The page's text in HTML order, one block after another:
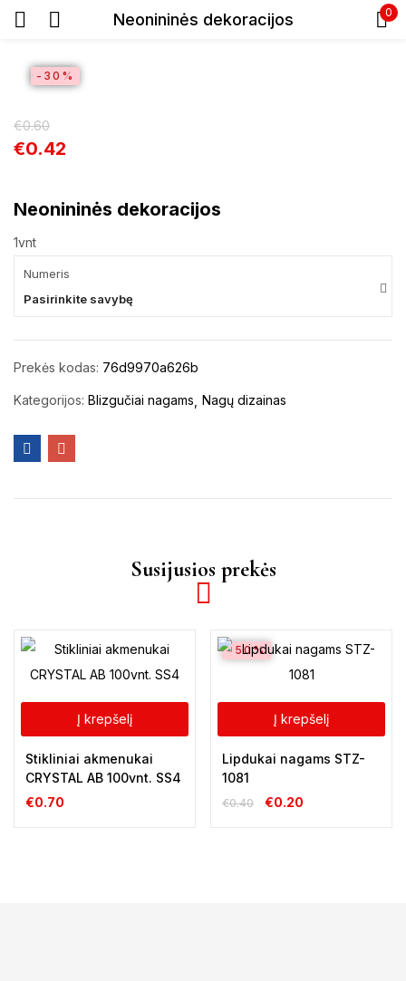
Neonininės dekoracijos 0
SALE
-30%
€0.60
€0.42
Neonininės dekoracijos
1vnt
Numeris
Pasirinkite savybę
Prekės kodas: 76d9970a626b
Kategorijos: Blizgučiai nagams Nagų dizainas
Susijusios prekės
Į krepšelį
Stikliniai akmenukai
CRYSTAL AB 100vnt. SS4
€0.70
Į krepšelį
-50%
Lipdukai nagams STZ-
1081
€0.40 €0.20
Prisiminti slaptažodį